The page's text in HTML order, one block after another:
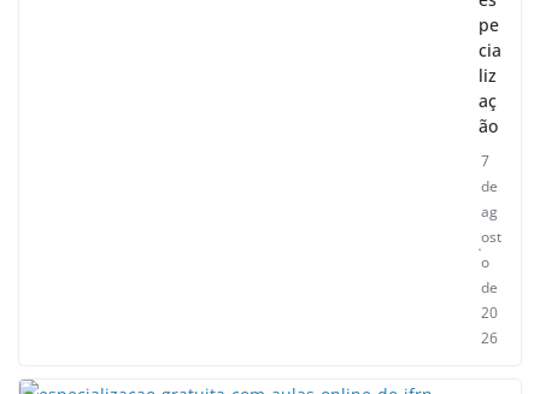
pe
cia
liz
aç
ão
7
de
ag
ost
o
de
20
26